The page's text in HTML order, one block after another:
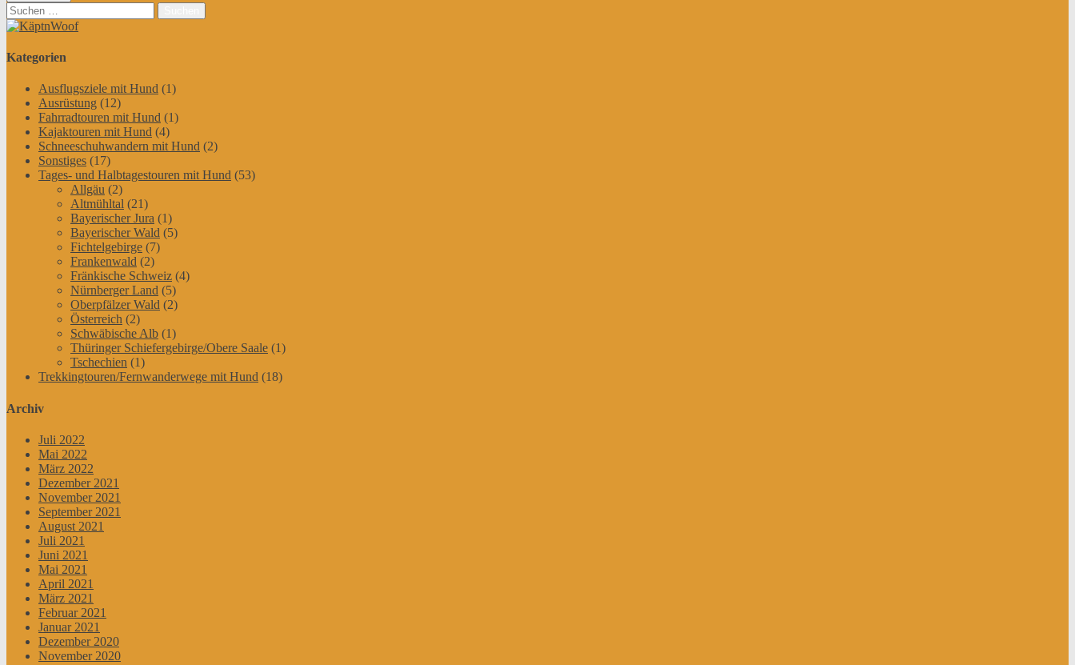
Suchen
nach:
Kategorien
Ausflugsziele mit Hund (1)
Ausrüstung (12)
Fahrradtouren mit Hund (1)
Kajaktouren mit Hund (4)
Schneeschuhwandern mit Hund (2)
Sonstiges (17)
Tages- und Halbtagestouren mit Hund (53)
Allgäu (2)
Altmühltal (21)
Bayerischer Jura (1)
Bayerischer Wald (5)
Fichtelgebirge (7)
Frankenwald (2)
Fränkische Schweiz (4)
Nürnberger Land (5)
Oberpfälzer Wald (2)
Österreich (2)
Schwäbische Alb (1)
Thüringer Schiefergebirge/Obere Saale (1)
Tschechien (1)
Trekkingtouren/Fernwanderwege mit Hund (18)
Archiv
Juli 2022
Mai 2022
März 2022
Dezember 2021
November 2021
September 2021
August 2021
Juli 2021
Juni 2021
Mai 2021
April 2021
März 2021
Februar 2021
Januar 2021
Dezember 2020
November 2020